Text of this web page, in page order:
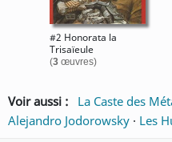
#2 Honorata la
Trisaïeule
(3œuvres)
Voir aussi : La Caste des
Alejandro Jodorowsky · Les